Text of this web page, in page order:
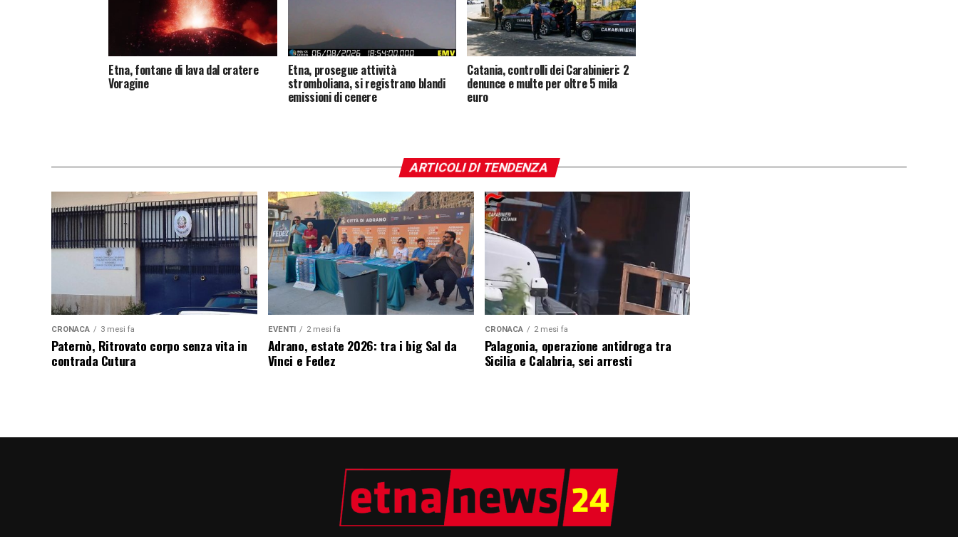
Etna, fontane di lava dal cratere
Voragine
Etna, prosegue attività
stromboliana, si registrano blandi
emissioni di cenere
Catania, controlli dei Carabinieri: 2
denunce e multe per oltre 5 mila
euro
ARTICOLI DI TENDENZA
CRONACA 3 mesi fa
Paternò, Ritrovato corpo senza vita in
contrada Cutura
EVENTI 2 mesi fa
Adrano, estate 2026: tra i big Sal da
Vinci e Fedez
CRONACA 2 mesi fa
Palagonia, operazione antidroga tra
Sicilia e Calabria, sei arresti